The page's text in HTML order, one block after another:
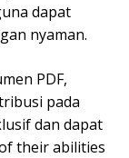
dapat
nyaman.
PDF,
pada
dan dapat
their abilities